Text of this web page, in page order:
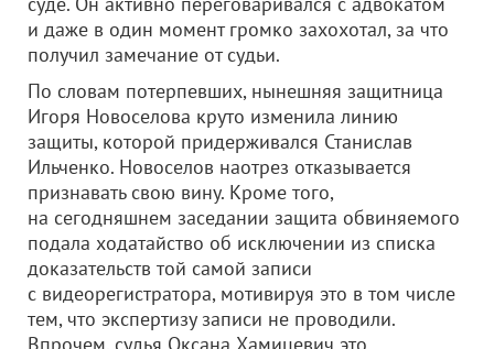
и даже в один момент громко захохотал, за что
получил замечание от судьи.
По словам потерпевших, нынешняя защитница
Игоря Новоселова круто изменила линию
защиты, которой придерживался Станислав
Ильченко. Новоселов наотрез отказывается
признавать свою вину. Кроме того,
на сегодняшнем заседании защита обвиняемого
подала ходатайство об исключении из списка
доказательств той самой записи
с видеорегистратора, мотивируя это в том числе
тем, что экспертизу записи не проводили.